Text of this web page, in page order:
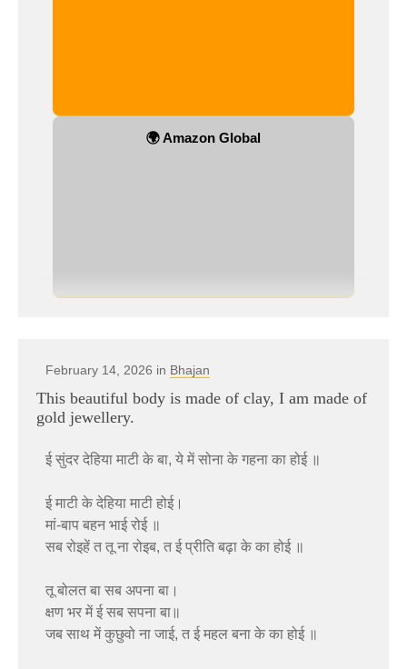
🌍 Amazon Global
February 14, 2026 in Bhajan
This beautiful body is made of clay, I am made of
gold jewellery.
ई सुंदर देहिया माटी के बा, ये में सोना के गहना का होई ॥
ई माटी के देहिया माटी होई।
मां-बाप बहन भाई रोई ॥
सब रोइहें त तू ना रोइब, त ई प्रीति बढ़ा के का होई ॥
तू बोलत बा सब अपना बा।
क्षण भर में ई सब सपना बा॥
जब साथ में कुछुवो ना जाई, त ई महल बना के का होई ॥